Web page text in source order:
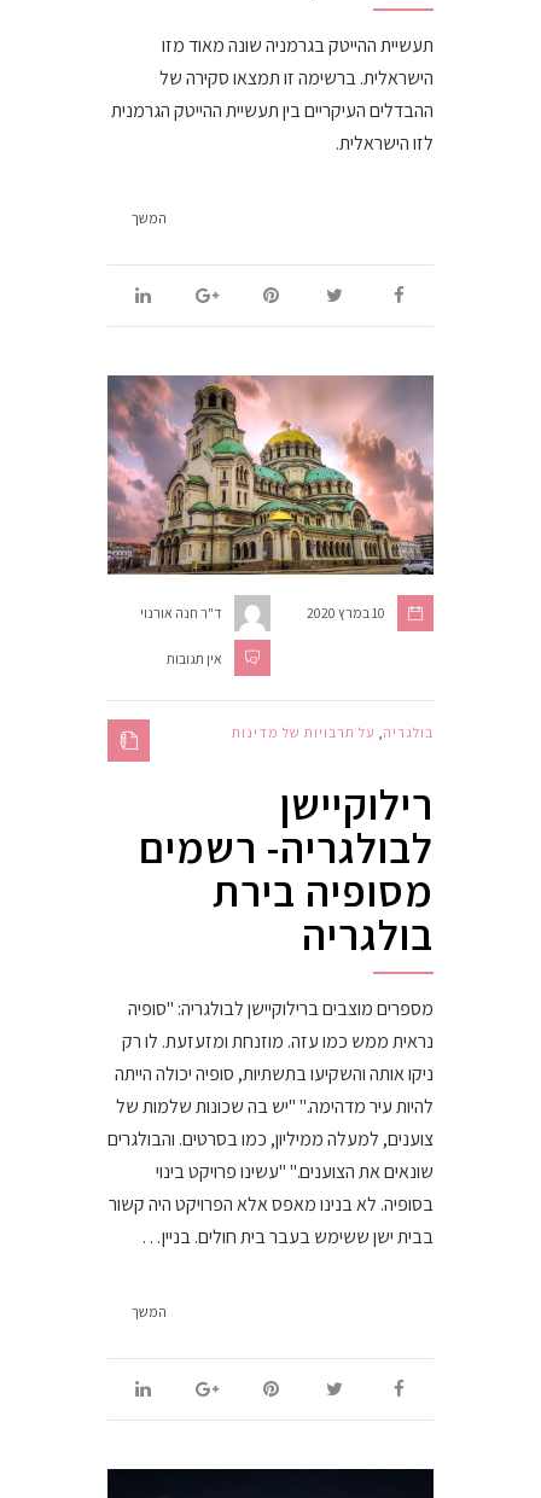
תעשיית ההייטק בגרמניה שונה מאוד מזו
הישראלית. ברשימה זו תמצאו סקירה של
ההבדלים העיקריים בין תעשיית ההייטק הגרמנית
לזו הישראלית.
המשך
ד"ר חנה אורנוי 10 במרץ 2020
אין תגובות
בולגריה על תרבויות של מדינות
רילוקיישן
לבולגריה- רשמים
מסופיה בירת
בולגריה
מספרים מוצבים ברילוקיישן לבולגריה: "סופיה
נראית ממש כמו עזה. מוזנחת ומזעזעת. לו רק
ניקו אותה והשקיעו בתשתיות, סופיה יכולה הייתה
להיות עיר מדהימה." "יש בה שכונות שלמות של
צוענים, למעלה ממיליון, כמו בסרטים. והבולגרים
שונאים את הצוענים." "עשינו פרויקט בינוי
בסופיה. לא בנינו מאפס אלא הפרויקט היה קשור
בבית ישן ששימש בעבר בית חולים. בניין…
המשך